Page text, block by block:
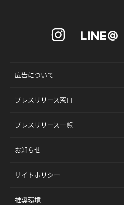
広告について
プレスリリース窓口
プレスリリース一覧
お知らせ
サイトポリシー
推奨環境